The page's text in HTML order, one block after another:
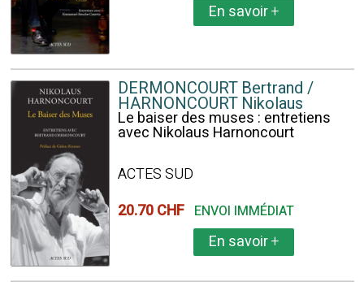
En savoir+
DERMONCOURT Bertrand /
HARNONCOURT Nikolaus
Le baiser des muses : entretiens
avec Nikolaus Harnoncourt
ACTES SUD
20.70 CHF ENVOI IMMÉDIAT
En savoir+